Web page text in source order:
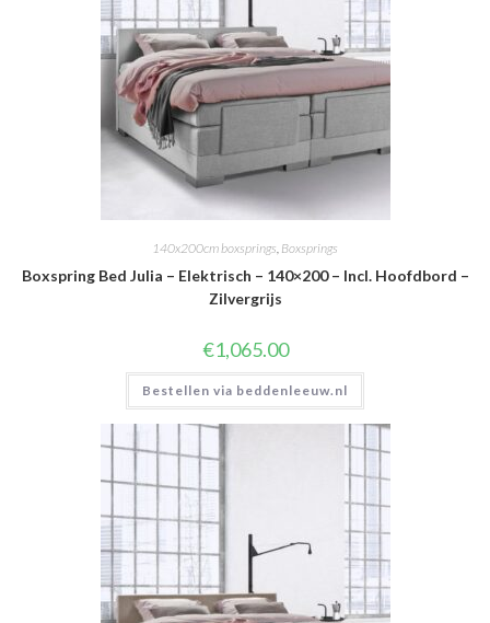
140x200cm boxsprings, Boxsprings
Boxspring Bed Julia – Elektrisch – 140×200 – Incl. Hoofdbord –
Zilvergrijs
€1,065.00
Bestellen via beddenleeuw.nl